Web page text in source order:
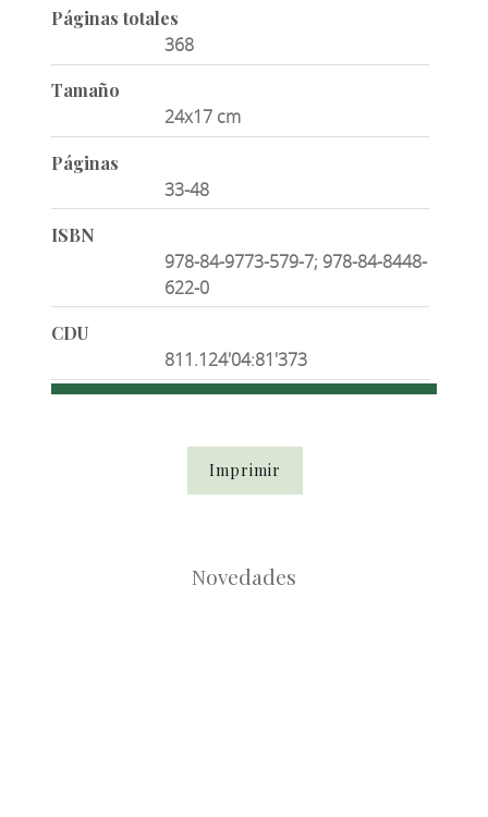
Páginas totales
368
Tamaño
24x17 cm
Páginas
33-48
ISBN
978-84-9773-579-7; 978-84-8448-
622-0
CDU
811.124'04:81'373
Imprimir
Novedades